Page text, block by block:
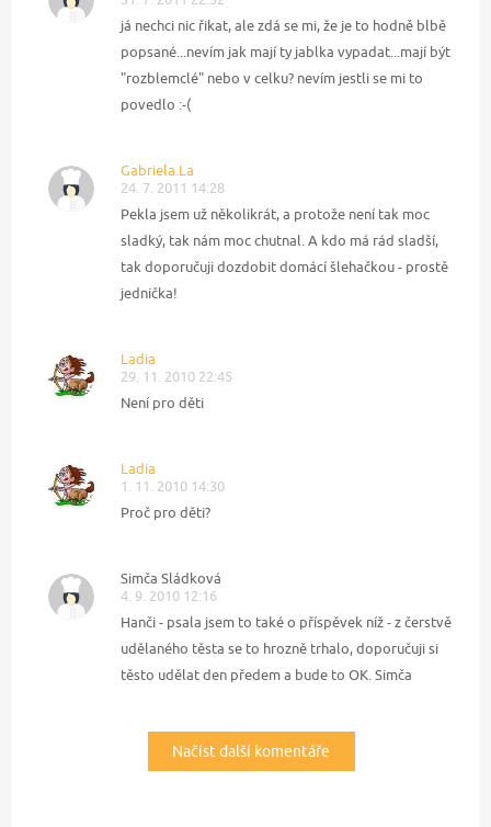
já nechci nic řikat, ale zdá se mi, že je to hodně blbě
popsané...nevím jak mají ty jablka vypadat...mají být
"rozblemclé" nebo v celku? nevím jestli se mi to
povedlo :-(
Gabriela.La
24. 7. 2011 14:28
Pekla jsem už několikrát, a protože není tak moc
sladký, tak nám moc chutnal. A kdo má rád sladší,
tak doporučuji dozdobit domácí šlehačkou - prostě
jednička!
Ladia
29. 11. 2010 22:45
Není pro děti
Ladia
1. 11. 2010 14:30
Proč pro děti?
Simča Sládková
4. 9. 2010 12:16
Hanči - psala jsem to také o příspěvek níž - z čerstvě
udělaného těsta se to hrozně trhalo, doporučuji si
těsto udělat den předem a bude to OK. Simča
Načíst další komentáře